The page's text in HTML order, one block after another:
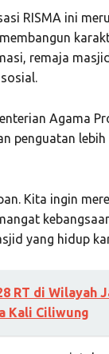
RISMA ini
remaja
Agama
penguatan
Kita ingin
yang hidup
RT di Wilayah
Kali Ciliwung